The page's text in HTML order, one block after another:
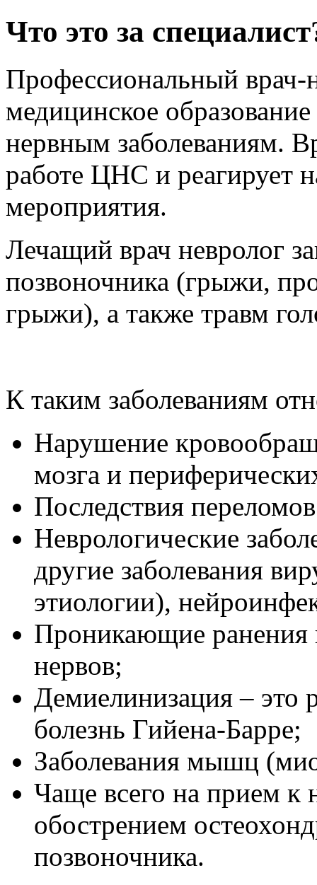
Что это за
Профессиональный врач-
медицинское
нервным заболеваниям.
работе ЦНС и реагирует
мероприятия.
Лечащий врач невролог
позвоночника (грыжи,
грыжи), а также травм
К таким заболеваниям
Нарушение
мозга и
Последствия
Неврологические
другие заболевания
этиологии),
Проникающие ранения
нервов;
Демиелинизация – это
болезнь Гийена-Барре;
Заболевания мышц
Чаще всего на прием к
обострением
позвоночника.